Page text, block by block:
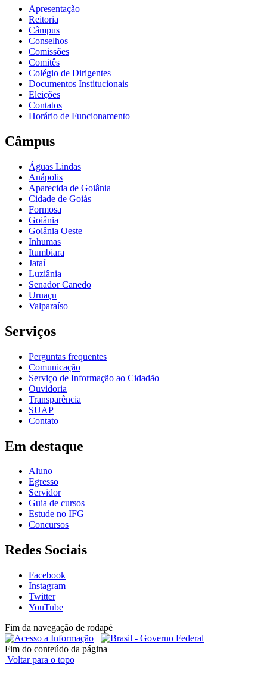
Apresentação
Reitoria
Câmpus
Conselhos
Comissões
Comitês
Colégio de Dirigentes
Documentos Institucionais
Eleições
Contatos
Horário de Funcionamento
Câmpus
Águas Lindas
Anápolis
Aparecida de Goiânia
Cidade de Goiás
Formosa
Goiânia
Goiânia Oeste
Inhumas
Itumbiara
Jataí
Luziânia
Senador Canedo
Uruaçu
Valparaíso
Serviços
Perguntas frequentes
Comunicação
Serviço de Informação ao Cidadão
Ouvidoria
Transparência
SUAP
Contato
Em destaque
Aluno
Egresso
Servidor
Guia de cursos
Estude no IFG
Concursos
Redes Sociais
Facebook
Instagram
Twitter
YouTube
Fim da navegação de rodapé
Fim do conteúdo da página
Voltar para o topo